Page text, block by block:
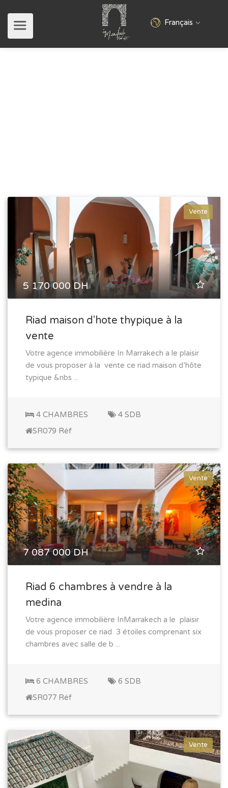
Français
Vente
5 170 000 DH
Riad maison d'hote thypique à la
vente
Votre agence immobilière In Marrakech a le plaisir
de vous proposer à la vente ce riad maison d’hôte
typique &nbs ...
4 CHAMBRES
4 SDB
SR079 Réf
Vente
7 087 000 DH
Riad 6 chambres à vendre à la
medina
Votre agence immobilière InMarrakech a le plaisir
de vous proposer ce riad 3 étoiles comprenant six
chambres avec salle de b ...
6 CHAMBRES
6 SDB
SR077 Réf
Vente